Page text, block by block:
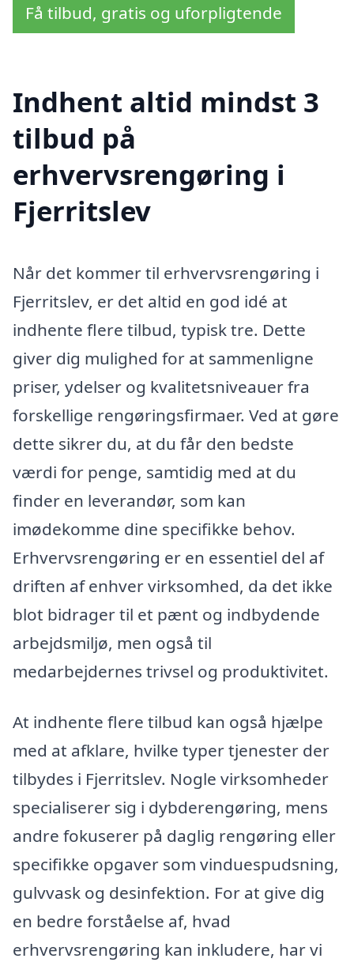
Få tilbud, gratis og uforpligtende
Indhent altid mindst 3
tilbud på
erhvervsrengøring i
Fjerritslev
Når det kommer til erhvervsrengøring i
Fjerritslev, er det altid en god idé at
indhente flere tilbud, typisk tre. Dette
giver dig mulighed for at sammenligne
priser, ydelser og kvalitetsniveauer fra
forskellige rengøringsfirmaer. Ved at gøre
dette sikrer du, at du får den bedste
værdi for penge, samtidig med at du
finder en leverandør, som kan
imødekomme dine specifikke behov.
Erhvervsrengøring er en essentiel del af
driften af enhver virksomhed, da det ikke
blot bidrager til et pænt og indbydende
arbejdsmiljø, men også til
medarbejdernes trivsel og produktivitet.
At indhente flere tilbud kan også hjælpe
med at afklare, hvilke typer tjenester der
tilbydes i Fjerritslev. Nogle virksomheder
specialiserer sig i dybderengøring, mens
andre fokuserer på daglig rengøring eller
specifikke opgaver som vinduespudsning,
gulvvask og desinfektion. For at give dig
en bedre forståelse af, hvad
erhvervsrengøring kan inkludere, har vi